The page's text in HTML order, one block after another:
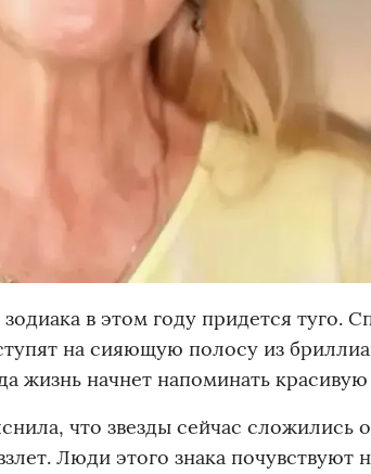
в этом году придется туго.
на сияющую полосу из
жизнь начнет напоминать
что звезды сейчас сложились
Люди этого знака почувствуют